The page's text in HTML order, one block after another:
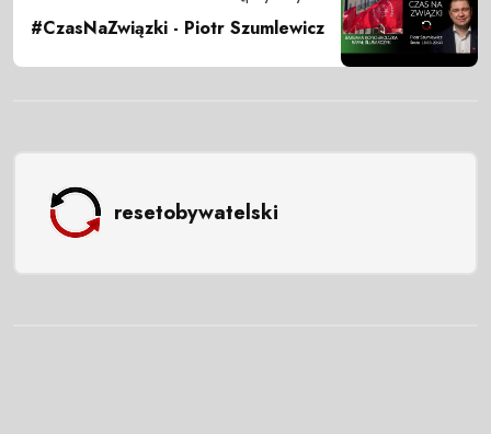
#CzasNaZwiązki - Piotr Szumlewicz
resetobywatelski